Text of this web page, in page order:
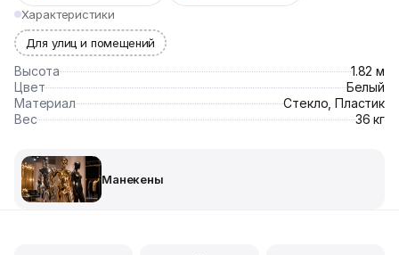
Характеристики
Для улиц и помещений
Высота
1.82 м
Цвет
Белый
Материал
Стекло, Пластик
Вес
36 кг
Манекены